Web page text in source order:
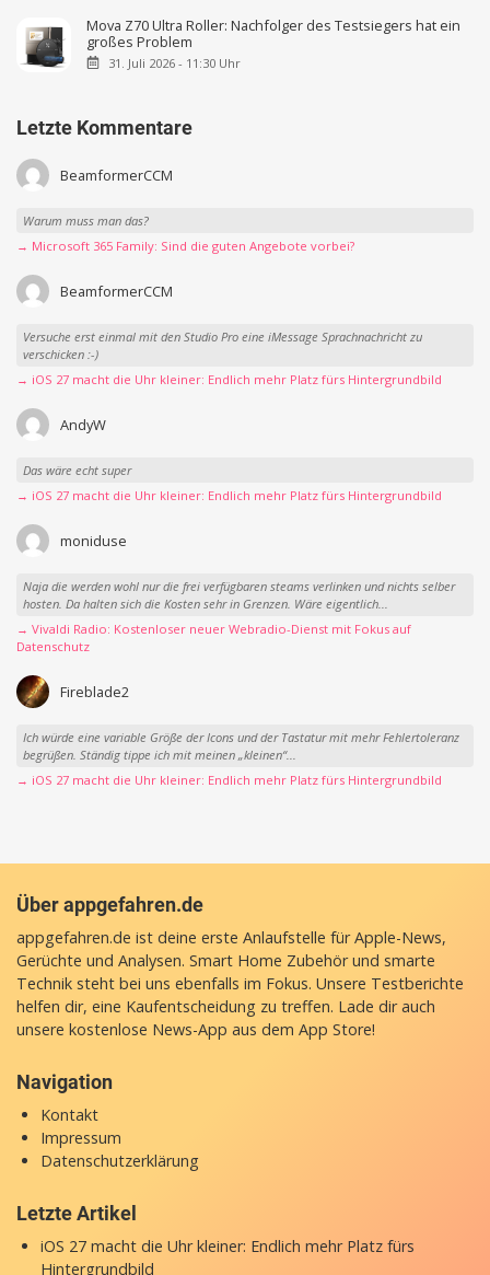
Mova Z70 Ultra Roller: Nachfolger des Testsiegers hat ein
großes Problem
31. Juli 2026 - 11:30 Uhr
Letzte Kommentare
BeamformerCCM
Warum muss man das?
→ Microsoft 365 Family: Sind die guten Angebote vorbei?
BeamformerCCM
Versuche erst einmal mit den Studio Pro eine iMessage Sprachnachricht zu
verschicken :-)
→ iOS 27 macht die Uhr kleiner: Endlich mehr Platz fürs Hintergrundbild
AndyW
Das wäre echt super
→ iOS 27 macht die Uhr kleiner: Endlich mehr Platz fürs Hintergrundbild
moniduse
Naja die werden wohl nur die frei verfügbaren steams verlinken und nichts selber
hosten. Da halten sich die Kosten sehr in Grenzen. Wäre eigentlich...
→ Vivaldi Radio: Kostenloser neuer Webradio-Dienst mit Fokus auf
Datenschutz
Fireblade2
Ich würde eine variable Größe der Icons und der Tastatur mit mehr Fehlertoleranz
begrüßen. Ständig tippe ich mit meinen „kleinen“...
→ iOS 27 macht die Uhr kleiner: Endlich mehr Platz fürs Hintergrundbild
Über appgefahren.de
appgefahren.de ist deine erste Anlaufstelle für Apple-News,
Gerüchte und Analysen. Smart Home Zubehör und smarte
Technik steht bei uns ebenfalls im Fokus. Unsere Testberichte
helfen dir, eine Kaufentscheidung zu treffen. Lade dir auch
unsere kostenlose News-App aus dem App Store!
Navigation
Kontakt
Impressum
Datenschutzerklärung
Letzte Artikel
iOS 27 macht die Uhr kleiner: Endlich mehr Platz fürs
Hintergrundbild